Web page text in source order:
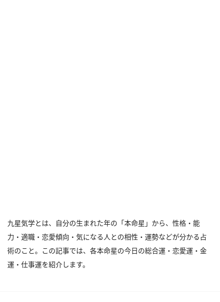
九星気学とは、自分の生まれた年の「本命星」から、性格・能
力・適職・恋愛傾向・気になる人との相性・運勢などが分かる占
術のこと。この記事では、各本命星の今日の総合運・恋愛運・金
運・仕事運を紹介します。